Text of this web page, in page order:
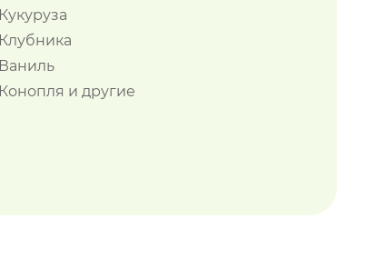
Кукуруза
Клубника
Ваниль
Конопля и другие